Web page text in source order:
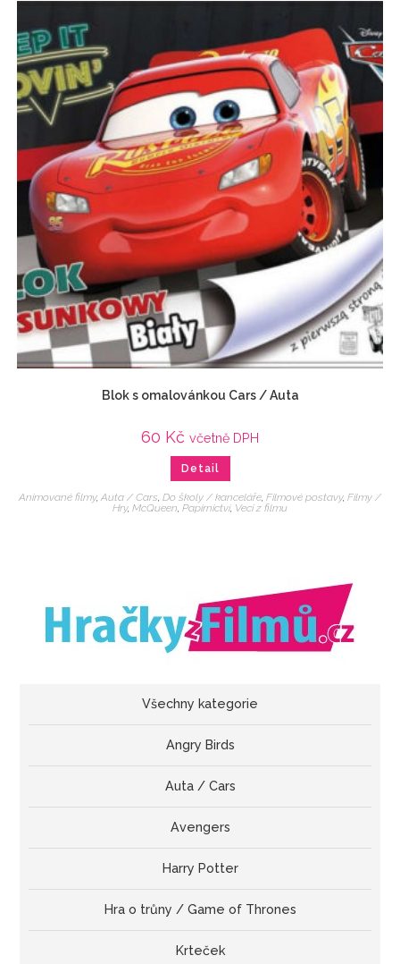
Blok s omalovánkou Cars / Auta
60 Kč včetně DPH
Detail
Animované filmy, Auta / Cars Do školy / kanceláře Filmové postavy, Filmy /
Hry, McQueen Papírnictví, Veci z filmu
Všechny kategorie
Angry Birds
Auta / Cars
Avengers
Harry Potter
Hra o trůny / Game of Thrones
Krteček